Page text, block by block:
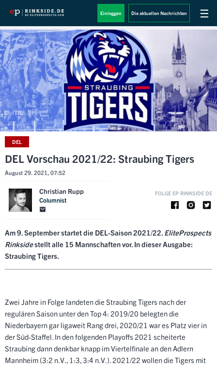
☰
Die aktuellen Nachrichten
Einloggen
DEL
DEL Vorschau 2021/22: Straubing Tigers
August 29. 2021, 07:52
Christian Rupp
Columnist
FOLGE EP RINKSIDE DE
Am 9. September startet die DEL-Saison 2021/22. EliteProspects
Rinksidestellt alle 15 Mannschaften vor. In dieser Ausgabe:
Straubing Tigers.
Zwei Jahre in Folge landeten die Straubing Tigers nach der
regulären Saison unter den Top 4: 2019/20 belegten die
Niederbayern gar ligaweit Rang drei, 2020/21 war es Platz vier in
der Süd-Staffel. In den folgenden Playoffs 2021 scheiterte
Straubing dann denkbar knapp im Viertelfinale an denAdlern
Mannheim (3:2 n.V., 1:3, 3:4 n.V.). 2021/22 wollen die Tigers mit